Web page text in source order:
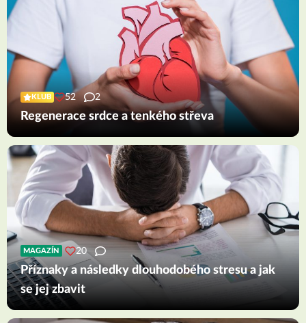
KLUB 52 2
Regenerace srdce a tenkého střeva
MAGAZÍN 20
Příznaky a následky dlouhodobého stresu a jak
se jej zbavit